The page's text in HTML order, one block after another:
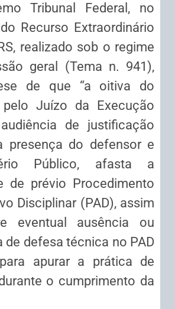
Tribunal Federal, no
Recurso Extraordinário
realizado sob o regime
geral (Tema n. 941),
de que “a oitiva do
pelo Juízo da Execução
de justificação
presença do defensor e
Público, afasta a
de prévio Procedimento
Disciplinar (PAD), assim
eventual ausência ou
de defesa técnica no PAD
apurar a prática de
o cumprimento da